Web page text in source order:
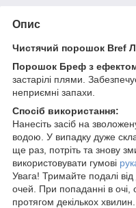
Опис
Чистячий порошок Bref
Порошок Бреф з
застарілі плями.
неприємні запахи.
Спосіб використання:
Нанесіть засіб на
водою. У випадку дуже
ще раз, потріть та знову
використовувати гумові
Увага! Тримайте подалі
очей. При попаданні в
протягом декількох хвилин.